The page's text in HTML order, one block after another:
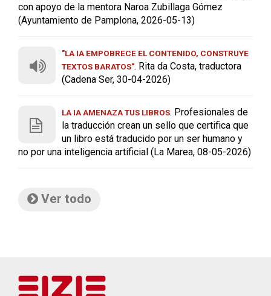
con apoyo de la mentora Naroa Zubillaga Gómez
(Ayuntamiento de Pamplona, 2026-05-13)
"LA IA EMPOBRECE EL CONTENIDO, CONSTRUYE
TEXTOS BARATOS". Rita da Costa, traductora
(Cadena Ser, 30-04-2026)
LA IA AMENAZA TUS LIBROS. Profesionales de
la traducción crean un sello que certifica que
un libro está traducido por un ser humano y
no por una inteligencia artificial (La Marea, 08-05-2026)
Ver todo